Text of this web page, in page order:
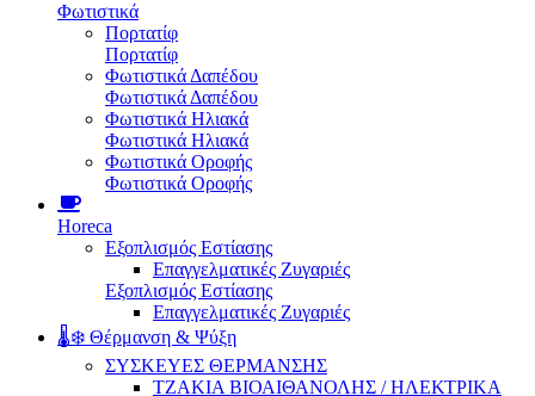
Φωτιστικά
Πορτατίφ
Πορτατίφ
Φωτιστικά Δαπέδου
Φωτιστικά Δαπέδου
Φωτιστικά Ηλιακά
Φωτιστικά Ηλιακά
Φωτιστικά Οροφής
Φωτιστικά Οροφής
Horeca
Εξοπλισμός Εστίασης
Επαγγελματικές Ζυγαριές
Εξοπλισμός Εστίασης
Επαγγελματικές Ζυγαριές
🌡️❄️ Θέρμανση & Ψύξη
ΣΥΣΚΕΥΕΣ ΘΕΡΜΑΝΣΗΣ
ΤΖΑΚΙΑ ΒΙΟΑΙΘΑΝΟΛΗΣ / ΗΛΕΚΤΡΙΚΑ